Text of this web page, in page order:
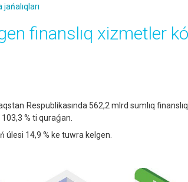
finanslıq xizmetler
Respublikasında 562,2 mlrd sumlıq
% ti quraǵan.
úlesi 14,9 % ke tuwra kelgen.